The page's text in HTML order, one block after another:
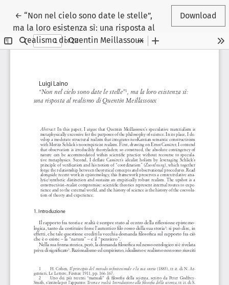
←Return to Article Details
“Non nel cielo sono date le stelle”,
ma la loro esistenza sì: una risposta al
realismo di Quentin Meillassoux
Download